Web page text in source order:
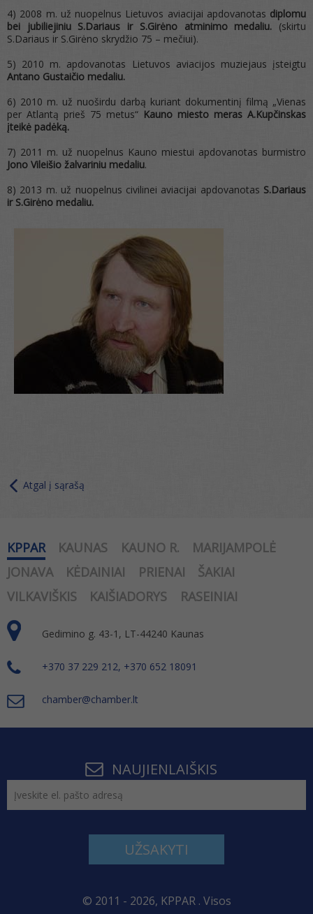
4) 2008 m. už nuopelnus Lietuvos aviacijai apdovanotas diplomu
bei jubiliejiniu S.Dariaus ir S.Girėno atminimo medaliu. (skirtu
S.Dariaus ir S.Girėno skrydžio 75 – mečiui).
5) 2010 m. apdovanotas Lietuvos aviacijos muziejaus įsteigtu
Antano Gustaičio medaliu.
6) 2010 m. už nuoširdu darbą kuriant dokumentinį filmą „Vienas
per Atlantą prieš 75 metus“ Kauno miesto meras A.Kupčinskas
įteikė padėką.
7) 2011 m. už nuopelnus Kauno miestui apdovanotas burmistro
Jono Vileišio žalvariniu medaliu.
8) 2013 m. už nuopelnus civilinei aviacijai apdovanotas S.Dariaus
ir S.Girėno medaliu.
Atgal į sąrašą
KPPAR KAUNAS KAUNO R.
MARIJAMPOLĖ
JONAVA
KĖDAINIAI PRIENAI
ŠAKIAI
VILKAVIŠKIS
KAIŠIADORYS RASEINIAI
Gedimino g. 43-1, LT-44240 Kaunas
+370 37 229 212, +370 652 18091
chamber@chamber.lt
NAUJIENLAIŠKIS
UŽSAKYTI
© 2011 - 2026, KPPAR . Visos